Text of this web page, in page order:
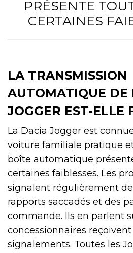
PRÉSENTE
CERTAINES
LA TRANSMISSION
AUTOMATIQUE DE
JOGGER EST-ELLE
La Dacia Jogger est
voiture familiale pratique
boîte automatique
certaines faiblesses. Les
signalent régulièrement
rapports saccadés et des
commande. Ils en parlent
concessionnaires reçoivent
signalements. Toutes les